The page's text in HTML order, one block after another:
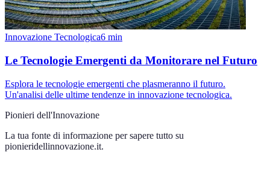
Innovazione Tecnologica6 min
Le Tecnologie Emergenti da Monitorare nel Futuro
Esplora le tecnologie emergenti che plasmeranno il futuro.
Un'analisi delle ultime tendenze in innovazione tecnologica.
Pionieri dell'Innovazione
La tua fonte di informazione per sapere tutto su
pionieridellinnovazione.it.